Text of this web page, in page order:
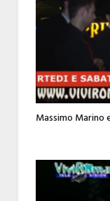
Massimo Marino